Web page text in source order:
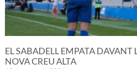
EL SABADELL EMPATA DAVANT
NOVA CREU ALTA